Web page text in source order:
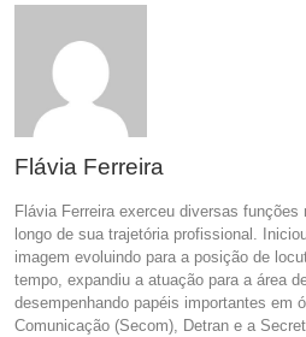
Flávia Ferreira
Flávia Ferreira exerceu diversas
longo de sua trajetória profissional.
imagem evoluindo para a posição de
tempo, expandiu a atuação para a área
desempenhando papéis importantes em
Comunicação (Secom), Detran e a